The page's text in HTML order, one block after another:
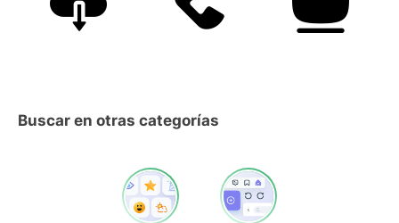
Buscar en otras categorías